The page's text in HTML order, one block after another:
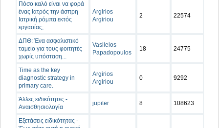
Πόσο καλό είναι να φορά
ένας Ιατρός την άσπρη
Ιατρική ρόμπα εκτός
εργασίας;
Argirios
Argiriou
2 22574
ΔΠΘ: Ένα ασφαλιστικό
ταμείο για τους φοιτητές
χωρίς υπόσταση...
Vasileios
Papadopoulos
18 24775
Time as the key
diagnostic strategy in
primary care.
Argirios
Argiriou
0 9292
Άλλες ειδικότητες -
Αναισθησιολογία
jupiter 8 108623
Εξετάσεις ειδικότητας -